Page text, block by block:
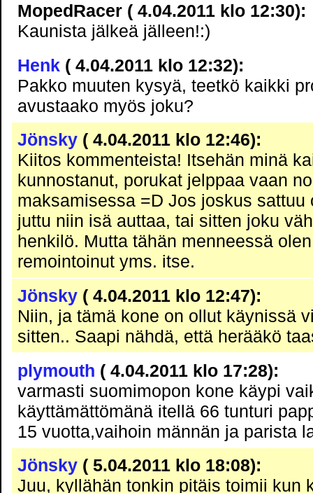
MopedRacer ( 4.04.2011 klo 12:30):
Kaunista jälkeä jälleen!:)
Henk( 4.04.2011 klo 12:32):
Pakko muuten kysyä, teetkö kaikki
avustaako myös joku?
Jönsky( 4.04.2011 klo 12:46):
Kiitos kommenteista! Itsehän minä
kunnostanut, porukat jelppaa vaan
maksamisessa =D Jos joskus sattuu
juttu niin isä auttaa, tai sitten joku
henkilö. Mutta tähän menneessä
remointoinut yms. itse.
Jönsky( 4.04.2011 klo 12:47):
Niin, ja tämä kone on ollut käynissä
sitten.. Saapi nähdä, että herääkö
plymouth ( 4.04.2011 klo 17:28):
varmasti suomimopon kone käypi
käyttämättömänä itellä 66 tunturi
15 vuotta,vaihoin männän ja parista
Jönsky( 5.04.2011 klo 18:08):
Juu, kyllähän tonkin pitäis toimii kun